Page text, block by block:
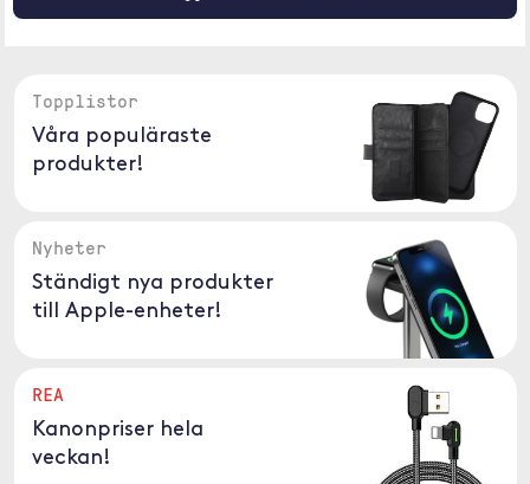
Topplistor
Våra populäraste
produkter!
Nyheter
Ständigt nya produkter
till Apple-enheter!
REA
Kanonpriser hela
veckan!